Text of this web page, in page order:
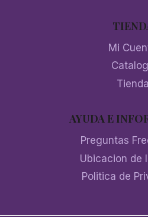
Mi
Tienda
AYUDA E
Preguntas
Ubicacion de
Politica de